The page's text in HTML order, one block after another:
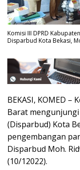
Komisi III DPRD
Disparbud Kota Bekasi,
BEKASI, KOMED –
Barat
(Disparbud) Kota
pengembangan
Disparbud Moh.
(10/12022).